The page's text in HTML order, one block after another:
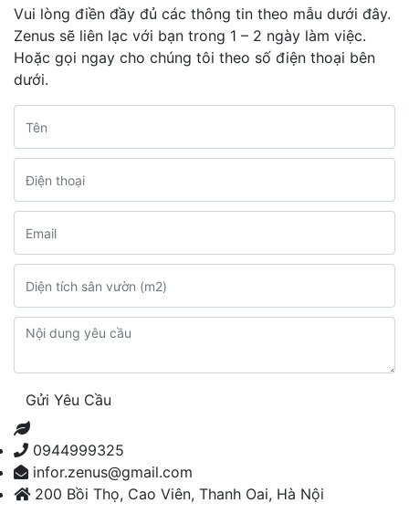
Vui lòng điền đầy đủ các thông tin theo mẫu dưới đây.
Zenus sẽ liên lạc với bạn trong 1 – 2 ngày làm việc.
Hoặc gọi ngay cho chúng tôi theo số điện thoại bên
dưới.
Gửi Yêu Cầu
0944999325
infor.zenus@gmail.com
200 Bồi Thọ, Cao Viên, Thanh Oai, Hà Nội